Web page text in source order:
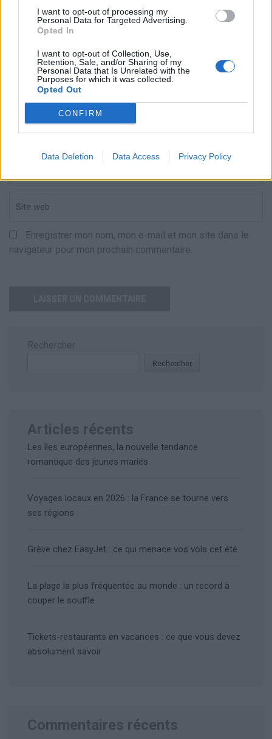
I want to opt-out of processing my
Personal Data for Targeted Advertising.
Opted In
I want to opt-out of Collection, Use,
Retention, Sale, and/or Sharing of my
Personal Data that Is Unrelated with the
Purposes for which it was collected.
Opted Out
CONFIRM
Data Deletion Data Access Privacy Policy
Translation
Nom*
Enregistrer mon nom, mon e-mail et mon site dans le
navigateur pour mon prochain commentaire.
Rechercher
Rechercher
Articles récents
Les îles européennes, la nouvelle tendance
romantique des jeunes mariés
Voyages locaux en 2026 : la France se tourne vers
ses régions
Grève chez EasyJet : ce qui menace vos vols cet été
La plage la plus fréquentée au monde : un record à
couper le souffle
Tickets-restaurants en vacances : ce que vous devez
absolument savoir
Commentaires récents